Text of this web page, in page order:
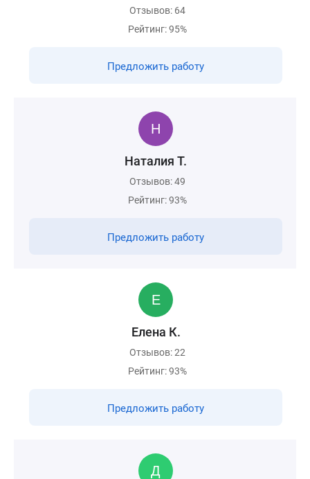
Отзывов: 64
Рейтинг: 95%
Предложить работу
Наталия Т.
Отзывов: 49
Рейтинг: 93%
Предложить работу
Елена К.
Отзывов: 22
Рейтинг: 93%
Предложить работу